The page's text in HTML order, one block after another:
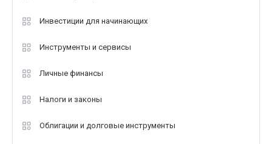
Инвестиции для начинающих
Инструменты и сервисы
Личные финансы
Налоги и законы
Облигации и долговые инструменты